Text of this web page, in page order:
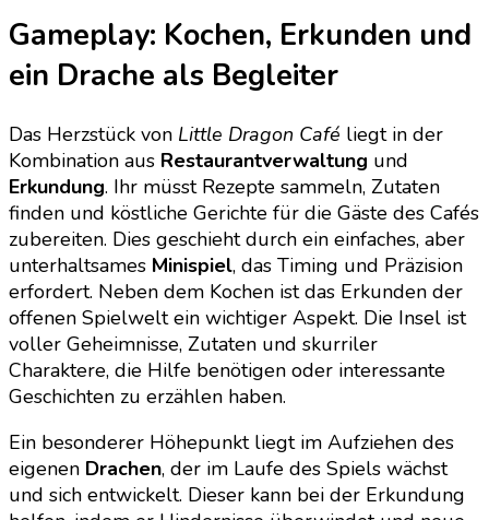
Gameplay: Kochen, Erkunden und
ein Drache als Begleiter
Das Herzstück von Little Dragon Café liegt in der
Kombination aus Restaurantverwaltung und
Erkundung. Ihr müsst Rezepte sammeln, Zutaten
finden und köstliche Gerichte für die Gäste des Cafés
zubereiten. Dies geschieht durch ein einfaches, aber
unterhaltsames Minispiel, das Timing und Präzision
erfordert. Neben dem Kochen ist das Erkunden der
offenen Spielwelt ein wichtiger Aspekt. Die Insel ist
voller Geheimnisse, Zutaten und skurriler
Charaktere, die Hilfe benötigen oder interessante
Geschichten zu erzählen haben.
Ein besonderer Höhepunkt liegt im Aufziehen des
eigenen Drachen, der im Laufe des Spiels wächst
und sich entwickelt. Dieser kann bei der Erkundung